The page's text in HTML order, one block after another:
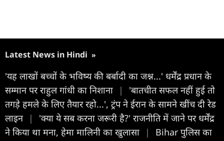
Latest News in Hindi »
'यह लाखों बच्चों के भविष्य की बर्बादी का जश्न...' धर्मेंद्र प्रधान के
सम्मान पर राहुल गांधी का निशाना
|
'बातचीत सफल नहीं हुई तो
तगड़े हमले के लिए तैयार रहो...', ट्रंप ने ईरान के सामने खींच दी रेड
लाइन |
'क्या ये सब करना जरूरी है?' राजनीति में जाने पर धर्मेंद्र
ने किया था मना, हेमा मालिनी का खुलासा
|
Bihar पुलिस का